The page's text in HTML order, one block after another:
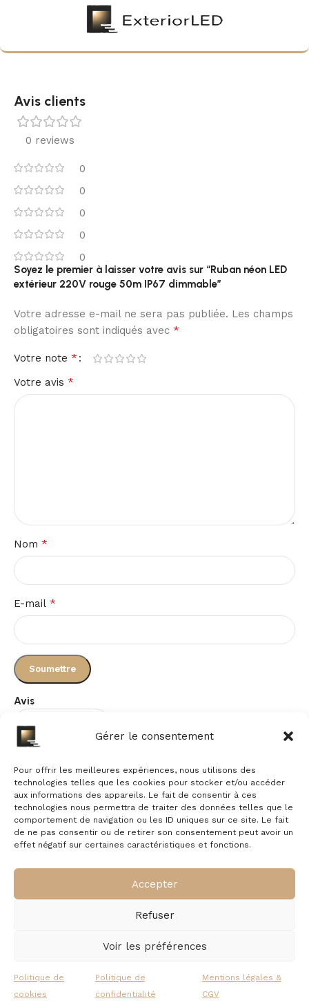
Gérer le consentement
Pour offrir les meilleures expériences, nous utilisons des
technologies telles que les cookies pour stocker et/ou accéder
aux informations des appareils. Le fait de consentir à ces
technologies nous permettra de traiter des données telles que le
comportement de navigation ou les ID uniques sur ce site. Le fait
de ne pas consentir ou de retirer son consentement peut avoir un
effet négatif sur certaines caractéristiques et fonctions.
Accepter
Refuser
Voir les préférences
Politique de
cookies
Politique de
confidentialité
Mentions légales &
CGV
Avis clients
0 reviews
0
0
0
0
0
Avis
Soyez le premier à laisser votre avis sur “Ruban néon LED
extérieur 220V rouge 50m IP67 dimmable”
Votre adresse e-mail ne sera pas publiée. Les champs
obligatoires sont indiqués avec *
Votre note *
Votre avis *
Nom *
E-mail *
Mentions légales
Commande
Livraison &
retour
remboursement
Suivre une